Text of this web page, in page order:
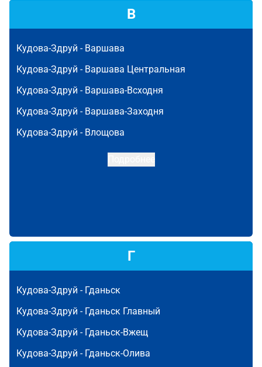
В
Кудова-Здруй - Варшава
Кудова-Здруй - Варшава Центральная
Кудова-Здруй - Варшава-Всходня
Кудова-Здруй - Варшава-Заходня
Кудова-Здруй - Влощова
Г
Кудова-Здруй - Гданьск
Кудова-Здруй - Гданьск Главный
Кудова-Здруй - Гданьск-Вжещ
Кудова-Здруй - Гданьск-Олива